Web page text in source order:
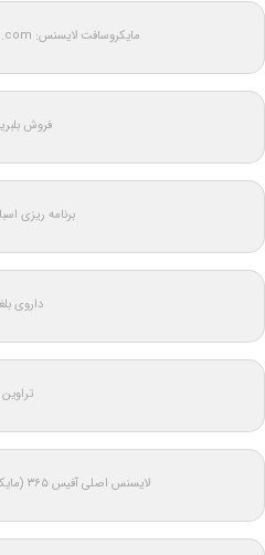
مایکروسافت لایسنس: MicrosoftLicense.com
فروش
برنامه ریزی
داروی
تراوین
لایسنس اصلی آفیس ۳۶۵ (مایکروسافت ۳۶۵) اورجینال